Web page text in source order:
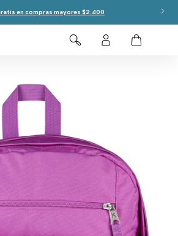
en compras mayores $2.400